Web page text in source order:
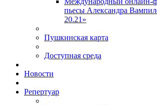
пьесы Александра
20.21»
Пушкинская карта
Доступная среда
Новости
Репертуар